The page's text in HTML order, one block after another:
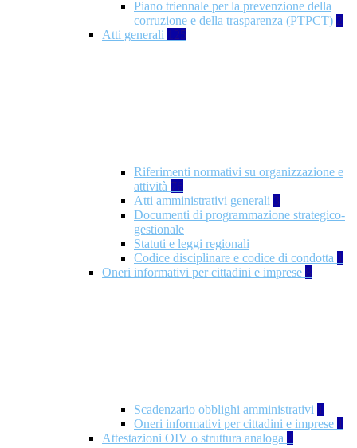
Piano triennale per la prevenzione della
corruzione e della trasparenza (PTPCT) 2
Atti generali 125
Riferimenti normativi su organizzazione e
attività 76
Atti amministrativi generali 3
Documenti di programmazione strategico-
gestionale
Statuti e leggi regionali
Codice disciplinare e codice di condotta 1
Oneri informativi per cittadini e imprese 8
Scadenzario obblighi amministrativi 1
Oneri informativi per cittadini e imprese 1
Attestazioni OIV o struttura analoga 2